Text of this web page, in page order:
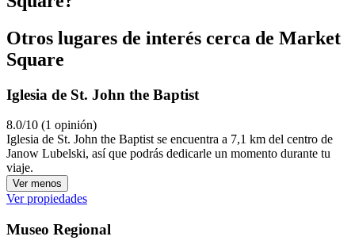
Otros lugares de interés cerca de Market
Square
Iglesia de St. John the Baptist
8.0/10 (1 opinión)
Iglesia de St. John the Baptist se encuentra a 7,1 km del centro de
Janow Lubelski, así que podrás dedicarle un momento durante tu
viaje.
Ver menos
Ver propiedades
Museo Regional